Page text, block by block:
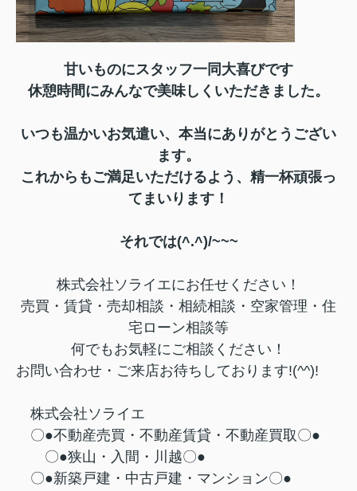
甘いものにスタッフ一同大喜びです
休憩時間にみんなで美味しくいただきました。
いつも温かいお気遣い、本当にありがとうござい
ます。
これからもご満足いただけるよう、精一杯頑張っ
てまいります！
それでは(^.^)/~~~
株式会社ソライエにお任せください！
売買・賃貸・売却相談・相続相談・ 空家管理・住
宅ローン相談等
何でもお気軽にご相談ください！
お問い合わせ・ご来店お待ちしております!(^^)!
株式会社ソライエ
〇●不動産売買・不動産賃貸・不動産買取〇●
〇●狭山・入間・川越〇●
〇●新築戸建・中古戸建・マンション〇●